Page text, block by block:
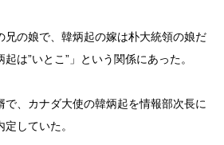
兄の娘で、韓炳起の嫁は朴大統領の娘だ
は”いとこ”」という関係にあった。
で、カナダ大使の韓炳起を情報部次長に
していた。